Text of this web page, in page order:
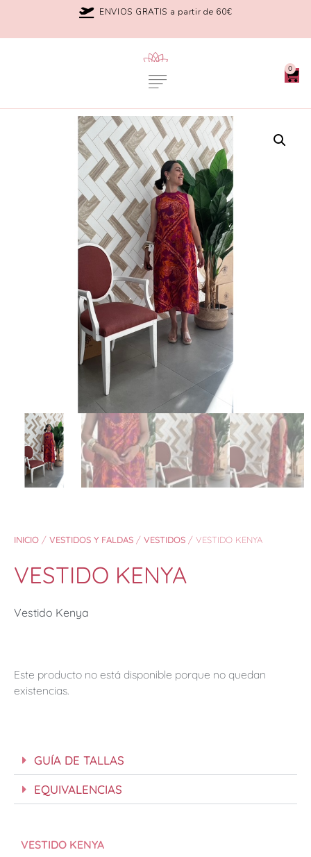
ENVIOS GRATIS a partir de 60€
0
INICIO / VESTIDOS Y FALDAS / VESTIDOS / VESTIDO KENYA
VESTIDO KENYA
Vestido Kenya
Este producto no está disponible porque no quedan
existencias.
GUÍA DE TALLAS
EQUIVALENCIAS
VESTIDO KENYA